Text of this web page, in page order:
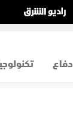
دفاع